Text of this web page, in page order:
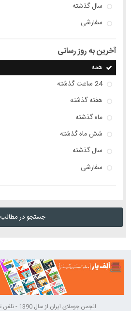
سال گذشته
سفارشی
آخرین به روز رسانی
همه
24 ساعت گذشته
هفته گذشته
ماه گذشته
شش ماه گذشته
سال گذشته
سفارشی
جستجو در مطالب
انجمن جوملای ایران از سال 1390 - تلفن تماس 02165399984